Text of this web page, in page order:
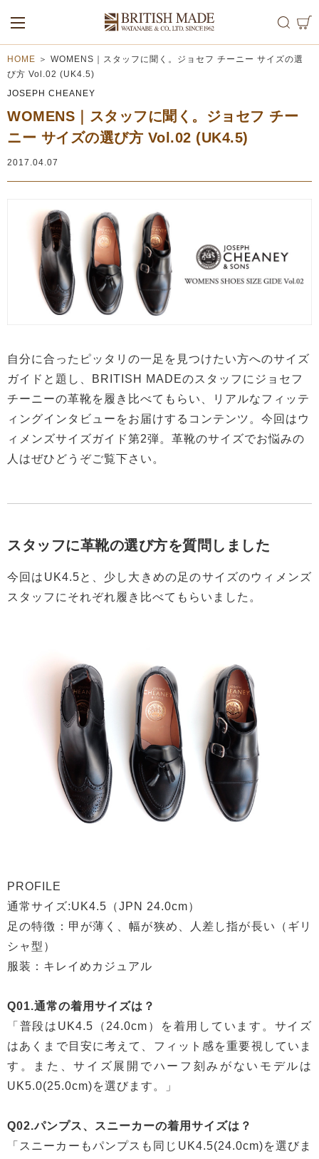
ALL MEN
WOMEN
HOME ＞ WOMENS｜スタッフに聞く。ジョセフ チーニー サイズの選
び方 Vol.02 (UK4.5)
JOSEPH CHEANEY
WOMENS｜スタッフに聞く。ジョセフ チー
ニー サイズの選び方 Vol.02 (UK4.5)
2017.04.07
自分に合ったピッタリの一足を見つけたい方へのサイズ
ガイドと題し、BRITISH MADEのスタッフにジョセフ
チーニーの革靴を履き比べてもらい、リアルなフィッテ
ィングインタビューをお届けするコンテンツ。今回はウ
ィメンズサイズガイド第2弾。革靴のサイズでお悩みの
人はぜひどうぞご覧下さい。
スタッフに革靴の選び方を質問しました
今回はUK4.5と、少し大きめの足のサイズのウィメンズ
スタッフにそれぞれ履き比べてもらいました。
PROFILE
通常サイズ:UK4.5（JPN 24.0cm）
足の特徴：甲が薄く、幅が狭め、人差し指が長い（ギリ
シャ型）
服装：キレイめカジュアル
Q01.通常の着用サイズは？
「普段はUK4.5（24.0cm）を着用しています。サイズ
はあくまで目安に考えて、フィット感を重要視していま
す。また、サイズ展開でハーフ刻みがないモデルは
UK5.0(25.0cm)を選びます。」
Q02.パンプス、スニーカーの着用サイズは？
「スニーカーもパンプスも同じUK4.5(24.0cm)を選びま